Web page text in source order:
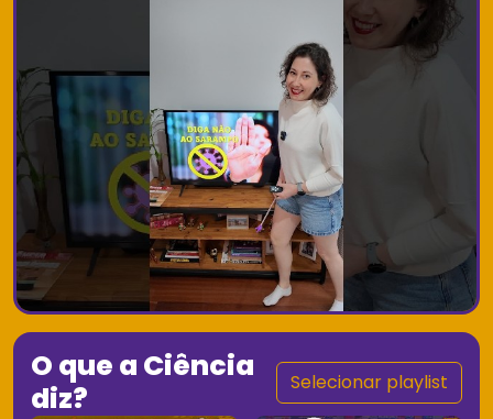
O que a Ciência
diz?
Selecionar playlist